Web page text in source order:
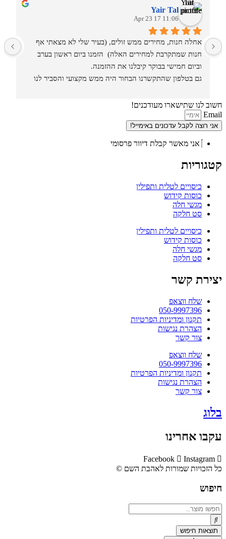
Yair Tal
11:06 17 Apr 23
וביום חמישי בבוקר קיבלנו את ההזמנה.
חשוב לנו שתישארו מעודכנים!
Email
אני רוצה לקבל עדכונים באימייל!
אני מאשר קבלת דיוור פרסומי
קטגוריות
כיסויים לטלית ותפילין
כוסות קידוש
מגשי חלה
סט חלקה
כיסויים לטלית ותפילין
כוסות קידוש
מגשי חלה
סט חלקה
יצירת קשר
שלח ווצאפ
050-9997396
תקנון ומדיניות הפרטיות
הצהרת נגישות
צור קשר
שלח ווצאפ
050-9997396
תקנון ומדיניות הפרטיות
הצהרת נגישות
צור קשר
בלוג
עקבו אחרינו
Facebook
Instagram
כל הזכויות שמורות לאהבת השם ©​
חיפוש
Search
...
תוצאות חיפוש